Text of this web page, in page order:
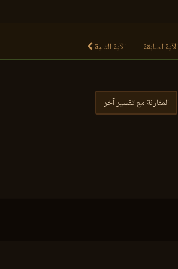
الآية السابقة الآية التالية
المقارنة مع تفسير آخر